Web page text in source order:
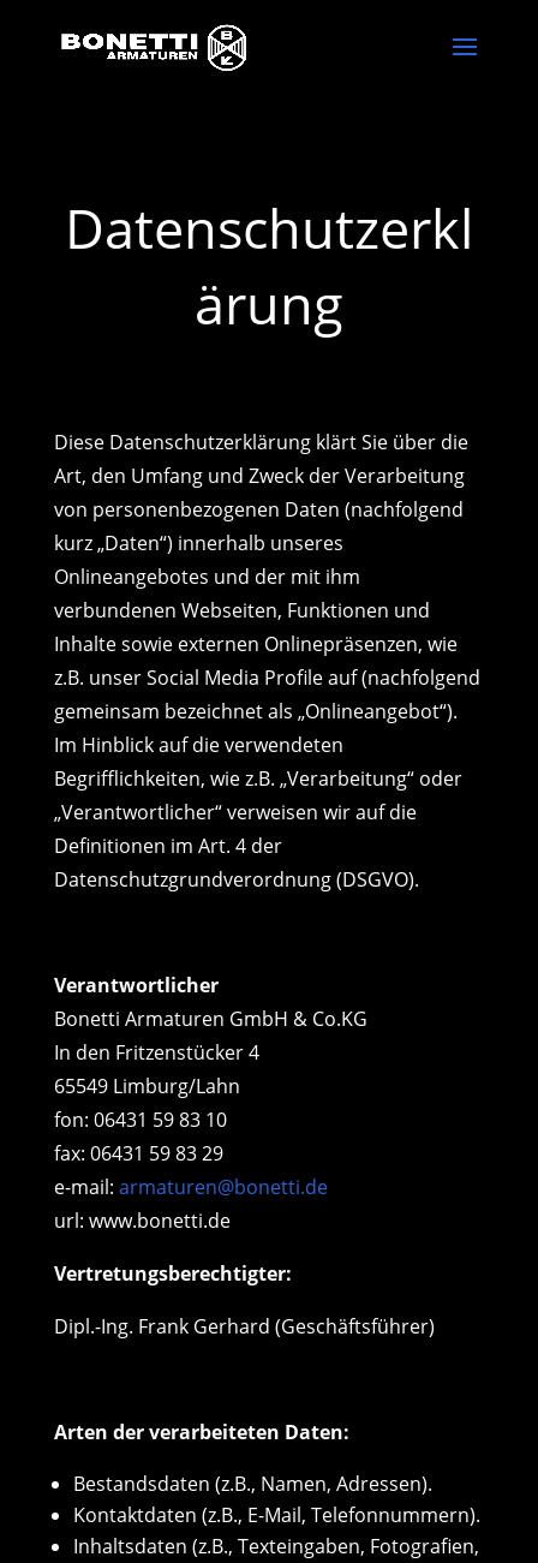
Datenschutzerkl
ärung
Diese Datenschutzerklärung klärt Sie über die
Art, den Umfang und Zweck der Verarbeitung
von personenbezogenen Daten (nachfolgend
kurz „Daten“) innerhalb unseres
Onlineangebotes und der mit ihm
verbundenen Webseiten, Funktionen und
Inhalte sowie externen Onlinepräsenzen, wie
z.B. unser Social Media Profile auf (nachfolgend
gemeinsam bezeichnet als „Onlineangebot“).
Im Hinblick auf die verwendeten
Begrifflichkeiten, wie z.B. „Verarbeitung“ oder
„Verantwortlicher“ verweisen wir auf die
Definitionen im Art. 4 der
Datenschutzgrundverordnung (DSGVO).
Verantwortlicher
Bonetti Armaturen GmbH & Co.KG
In den Fritzenstücker 4
65549 Limburg/Lahn
fon: 06431 59 83 10
fax: 06431 59 83 29
e-mail: armaturen@bonetti.de
url: www.bonetti.de
Vertretungsberechtigter:
Dipl.-Ing. FrankGerhard (Geschäftsführer)
Arten der verarbeiteten Daten:
Bestandsdaten (z.B., Namen, Adressen).
Kontaktdaten (z.B., E-Mail, Telefonnummern).
Inhaltsdaten (z.B., Texteingaben, Fotografien,